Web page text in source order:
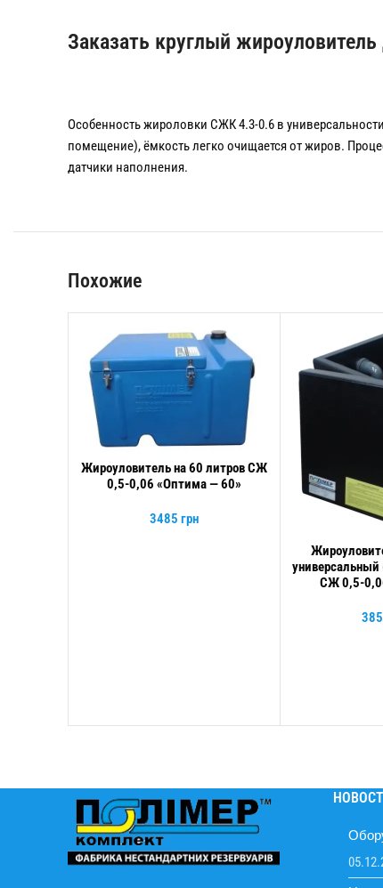
Заказать круглый
Особенность жироловки СЖК 4.3-0.6 в
помещение), ёмкость легко очищается от жиров.
датчики наполнения.
Похожие
В КОРЗИНУ
Жироуловитель на 60 литров СЖ
0,5-0,06 «Оптима — 60»
3485 грн
В КОРЗИНУ
универсальный
СЖ 0,5-